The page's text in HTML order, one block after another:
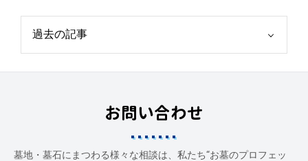
お問い合わせ
墓地・墓石にまつわる様々な相談は、私たち“お墓のプロフェッ